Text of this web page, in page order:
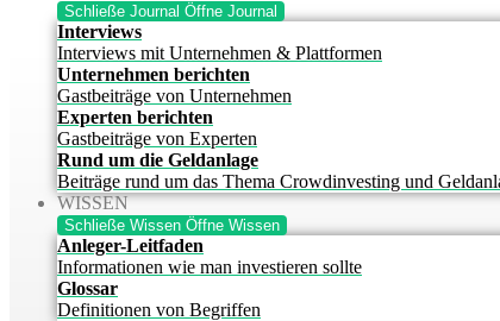
Schließe Journal Öffne Journal
Interviews
Interviews mit Unternehmen & Plattformen
Unternehmen berichten
Gastbeiträge von Unternehmen
Experten berichten
Gastbeiträge von Experten
Rund um die Geldanlage
Beiträge rund um das Thema Crowdinvesting und
WISSEN
Schließe Wissen Öffne Wissen
Anleger-Leitfaden
Informationen wie man investieren sollte
Glossar
Definitionen von Begriffen